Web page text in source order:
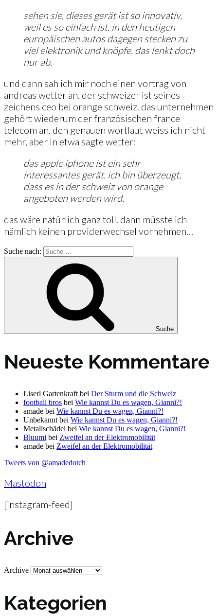
sehen sie, dieses gerät ist so innovativ,
weil es so einfach ist. in den heutigen
europäischen autos dagegen stecken zu
viel elektronik und knöpfe. das lenkt doch
nur ab.
und dann sah ich mir noch einen vortrag von
andreas wetter an. der schweizer ist seines
zeichens ceo bei orange schweiz. das unternehmen
gehört wiederum der französischen france
telecom an. den genauen wortlaut weiss ich nicht
mehr, aber in etwa sagte wetter:
das apple iphone ist ein sehr
interessantes gerät. ich bin überzeugt,
dass es in der schweiz von orange
angeboten werden wird.
das wäre natürlich ganz toll. dann müsste ich
nämlich keinen providerwechsel vornehmen…
Suche nach:
Suche
Neueste Kommentare
Liserl Gartenkraft bei Der Sturm und die Schweiz
football bros bei Wie kannst Du es wagen, Gianni?!
amade bei Wie kannst Du es wagen, Gianni?!
Unbekannt bei Wie kannst Du es wagen, Gianni?!
Metallschädel bei Wie kannst Du es wagen, Gianni?!
Bluumi bei Zweifel an der Elektromobilität
amade bei Zweifel an der Elektromobilität
Tweets von @amadedotch
Mastodon
[instagram-feed]
Archive
Archive
Kategorien